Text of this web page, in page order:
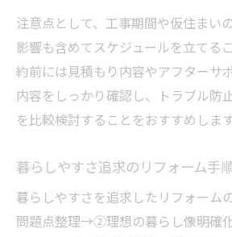
注意点として、工事期間や仮住まい
影響も含めてスケジュールを立てる
約前には見積もり内容やアフターサ
内容をしっかり確認し、トラブル防
を比較検討することをおすすめします
暮らしやすさ追求のリフォーム手
暮らしやすさを追求したリフォーム
問題点整理→②理想の暮らし像明確